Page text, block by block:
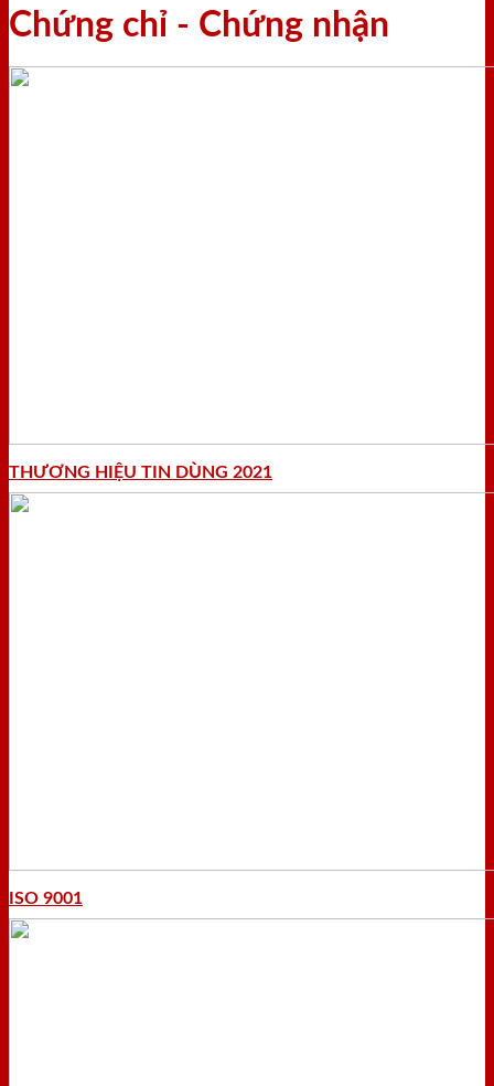
Chứng chỉ - Chứng nhận
THƯƠNG HIỆU TIN DÙNG 2021
ISO 9001